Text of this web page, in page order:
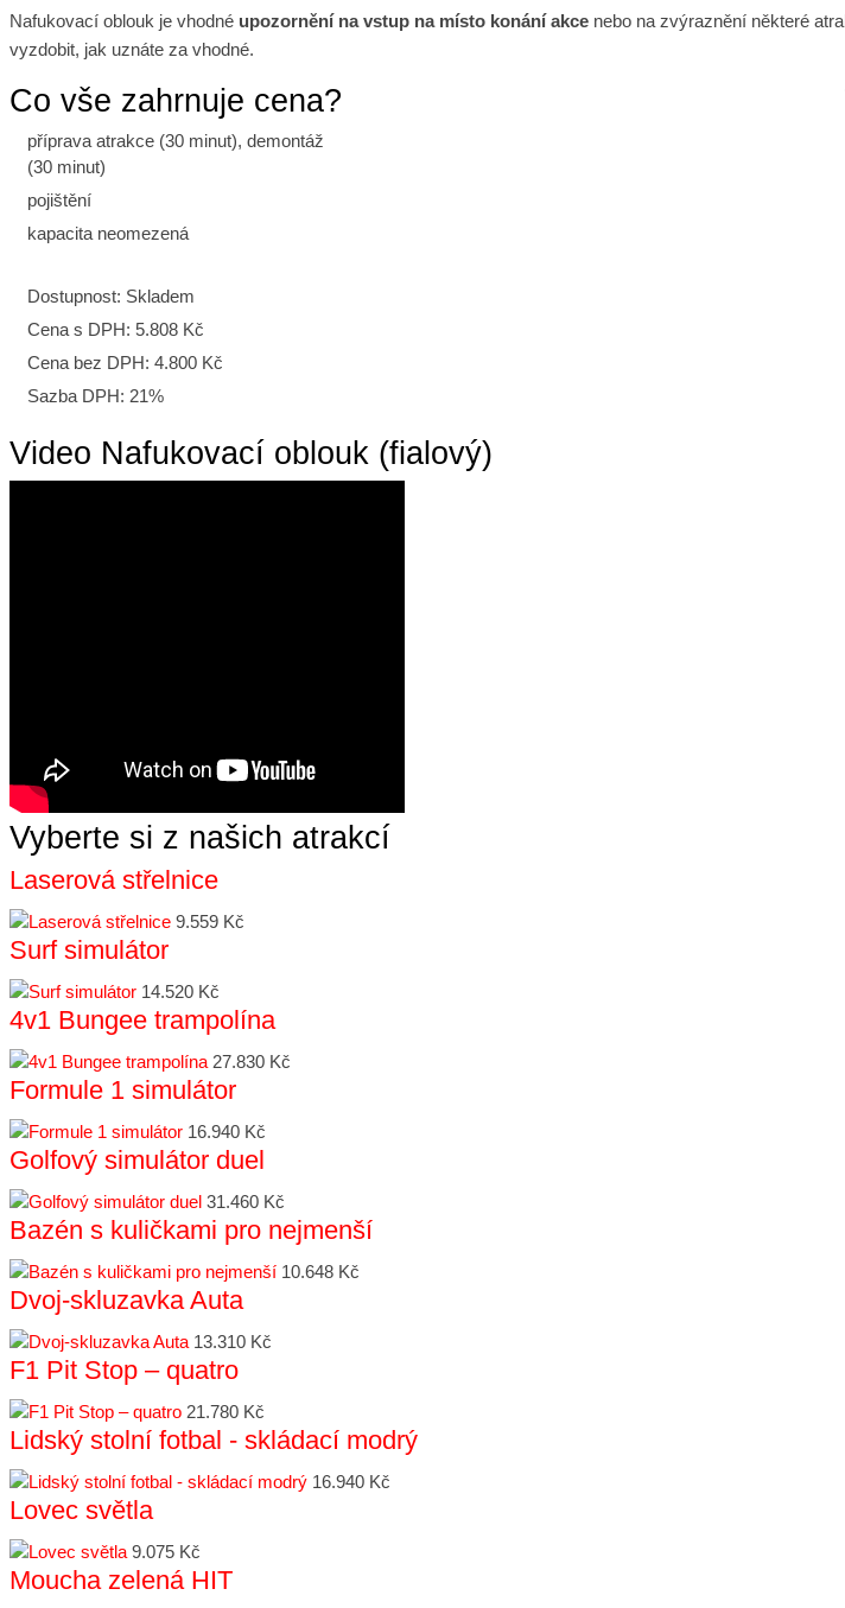
Nafukovací oblouk je vhodné upozornění na vstup na místo konání akce nebo na zvýraznění některé
vyzdobit, jak uznáte za vhodné.
Co vše zahrnuje cena?
příprava atrakce (30 minut), demontáž
(30 minut)
pojištění
kapacita neomezená
Dostupnost: Skladem
Cena s DPH: 5.808 Kč
Cena bez DPH: 4.800 Kč
Sazba DPH: 21%
Video Nafukovací oblouk (fialový)
Vyberte si z našich atrakcí
Laserová střelnice
9.559 Kč
Surf simulátor
14.520 Kč
4v1 Bungee trampolína
27.830 Kč
Formule 1 simulátor
16.940 Kč
Golfový simulátor duel
31.460 Kč
Bazén s kuličkami pro nejmenší
10.648 Kč
Dvoj-skluzavka Auta
13.310 Kč
F1 Pit Stop – quatro
21.780 Kč
Lidský stolní fotbal - skládací modrý
16.940 Kč
Lovec světla
9.075 Kč
Moucha zelená HIT